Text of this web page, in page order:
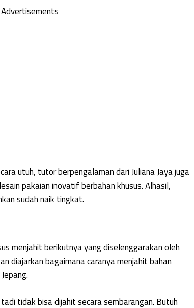
Advertisements
utuh, tutor berpengalaman dari Juliana Jaya juga
pakaian inovatif berbahan khusus. Alhasil,
sudah naik tingkat.
menjahit berikutnya yang diselenggarakan oleh
diajarkan bagaimana caranya menjahit bahan
tidak bisa dijahit secara sembarangan. Butuh